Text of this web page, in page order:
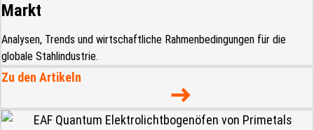
Markt
Analysen, Trends und wirtschaftliche Rahmenbedingungen für die
globale Stahlindustrie.
Zu den Artikeln